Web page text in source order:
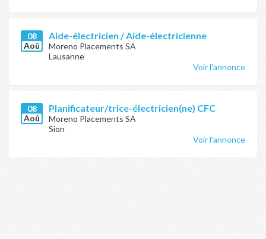
08
Aoû
Aide-électricien / Aide-électricienne
Moreno Placements SA
Lausanne
Voir l'annonce
08
Aoû
Planificateur/trice-électricien(ne) CFC
Moreno Placements SA
Sion
Voir l'annonce